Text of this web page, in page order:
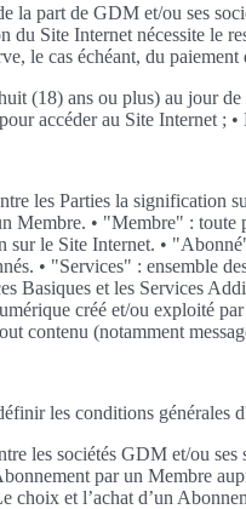
la part de GDM et/ou ses
du Site Internet nécessite le
le cas échéant, du
(18) ans ou plus) au jour
accéder au Site Internet ;
les Parties la signification
Membre. • "Membre" : toute
sur le Site Internet. •
• "Services" : ensemble
Basiques et les Services
créé et/ou exploité
contenu (notamment
les conditions générales
les sociétés GDM et/ou
par un Membre
choix et l’achat d’un